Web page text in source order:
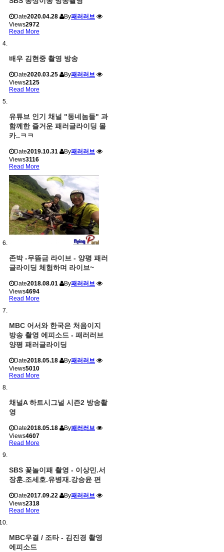
Date2020.04.28 By패러러브
Views2972
Read More
배우 김현중 촬영 방송
Date2020.03.25 By패러러브
Views2125
Read More
유튜브 인기 채널 "동네놈들" 과
함께한 즐거운 패러글라이딩 몰
카..ㅋㅋ
Date2019.10.31 By패러러브
Views3116
Read More
존박 -무뜸금 라이브 - 양평 패러
글라이딩 체험하며 라이브~
Date2018.08.01 By패러러브
Views4694
Read More
MBC 어서와 한국은 처음이지
방송 촬영 에피소드 - 패러러브
양평 패러글라이딩
Date2018.05.18 By패러러브
Views5010
Read More
채널A 하트시그널 시즌2 방송촬
영
Date2018.05.18 By패러러브
Views4607
Read More
SBS 꽃놀이패 촬영 - 이상민.서
장훈.조세호.유병재.강승윤 편
Date2017.09.22 By패러러브
Views2318
Read More
MBC우결 / 조타 - 김진경 촬영
에피소드